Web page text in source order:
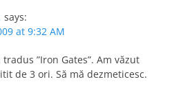
says:
at 9:32 AM
”Iron Gates”. Am văzut
de 3 ori. Să mă dezmeticesc.